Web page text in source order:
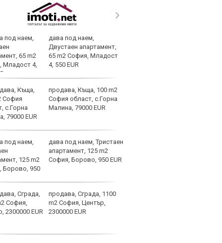
дава под наем,
Двустаен апартамент,
65 m2 София, Младост
4, 550 EUR
продава, Къща, 100 m2
София област, с.Горна
Малина, 79000 EUR
дава под наем, Тристаен
апартамент, 125 m2
София, Борово, 950 EUR
продава, Сграда, 1100
m2 София, Център,
2300000 EUR